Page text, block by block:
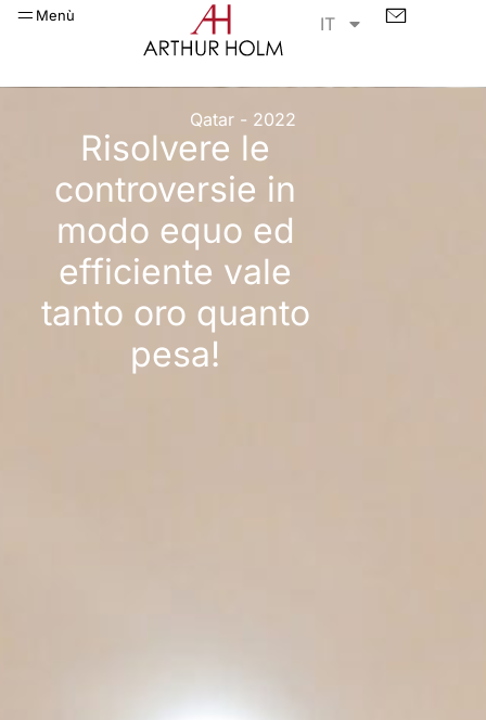
Menù IT
Qatar - 2022
Risolvere le
controversie in
modo equo ed
efficiente vale
tanto oro quanto
pesa!